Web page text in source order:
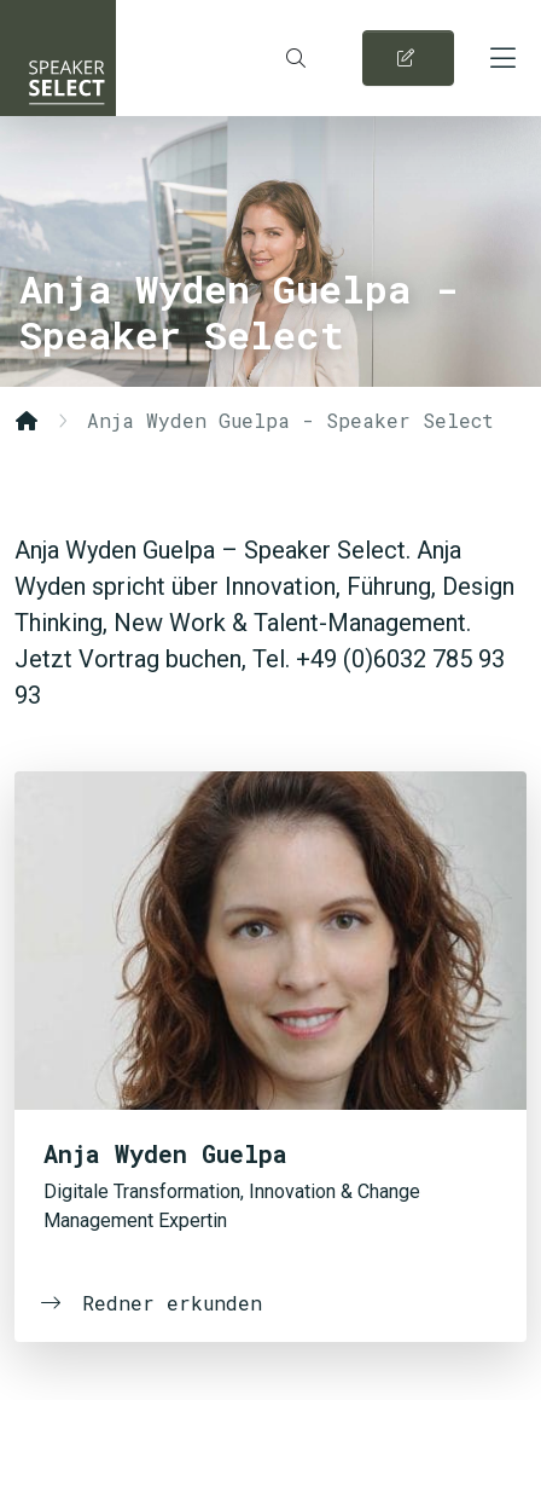
Anja Wyden Guelpa -
Speaker Select
Anja Wyden Guelpa - Speaker Select
Anja Wyden Guelpa – Speaker Select. Anja
Wyden spricht über Innovation, Führung, Design
Thinking, New Work & Talent-Management.
Jetzt Vortrag buchen, Tel. +49 (0)6032 785 93
93
Anja Wyden Guelpa
Digitale Transformation, Innovation & Change
Management Expertin
Redner erkunden
JETZT SUCHEN